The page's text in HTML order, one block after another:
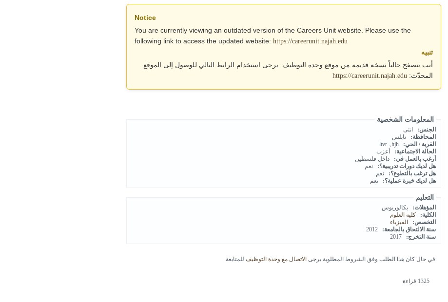
Notice
You are currently viewing an outdated version of the Careers Unit website. Please use the
following link to access the updated website: https://careerunit.najah.edu
تنبيه
أنت تتصفح حالياً نسخة قديمة من موقع وحدة التوظيف. يرجى استخدام الرابط التالي للوصول إلى الموقع
المحدّث: https://careerunit.najah.edu
المعلومات الشخصية
الجنس:
انثى
المحافظة:
نابلس
القرية / الحي:
ltvr .,hjh
الحالة الاجتماعية:
أعزب
أرغب بالعمل في:
داخل فلسطين
هل لديك دورات تدريبية؟:
نعم
هل ترغب بالتطوع؟:
نعم
هل لديك خبرة عملية؟:
نعم
التعليم
المؤهلات:
بكالوريوس
الكلية:
كلية العلوم
التخصص:
الفيزياء
سنة الالتحاق بالجامعة:
2012
سنة التخرج:
2017
في حال كان هذا الطلب وفق الشروط المطلوبة يرجى الاتصال مع وحدة التوظيف للمتابعة
1325 قراءة